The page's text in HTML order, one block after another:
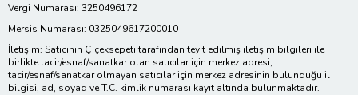
Vergi Numarası: 3250496172
Mersis Numarası: 0325049617200010
İletişim: Satıcının Çiçeksepeti tarafından teyit edilmiş iletişim bilgileri ile
birlikte tacir/esnaf/sanatkar olan satıcılar için merkez adresi;
tacir/esnaf/sanatkar olmayan satıcılar için merkez adresinin bulunduğu il
bilgisi, ad, soyad ve T.C. kimlik numarası kayıt altında bulunmaktadır.